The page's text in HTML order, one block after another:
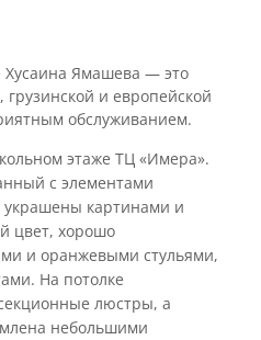
Хусаина Ямашева — это
и европейской
обслуживанием.
этаже ТЦ «Имера».
с элементами
украшены картинами и
цвет, хорошо
и оранжевыми стульями,
На потолке
люстры, а
небольшими